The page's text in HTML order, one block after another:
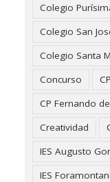
Colegio
Colegio San
Colegio Santa
Concurso
CP Fernando
Creatividad
IES Augusto
IES